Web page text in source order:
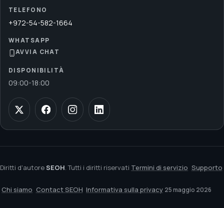
TELEFONO
+972-54-582-1664
WHATSAPP
AVVIA CHAT
DISPONIBILITÀ
09:00-18:00
Diritti d'autoreSEOH. Tutti i diritti riservati Termini di servizio Supporto
Chi siamo Contact SEOH Informativa sulla privacy 25 maggio 2026